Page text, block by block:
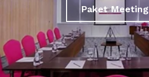
Paket Meeting